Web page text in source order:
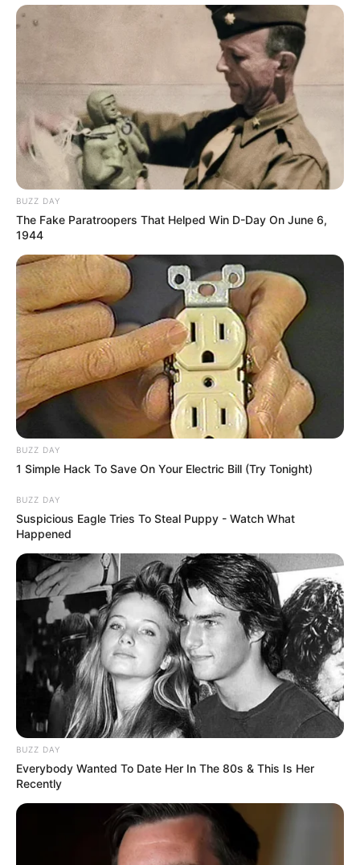
BUZZ DAY
The Fake Paratroopers That Helped Win D-Day On June 6,
1944
BUZZ DAY
1 Simple Hack To Save On Your Electric Bill (Try Tonight)
BUZZ DAY
Suspicious Eagle Tries To Steal Puppy - Watch What
Happened
BUZZ DAY
Everybody Wanted To Date Her In The 80s & This Is Her
Recently